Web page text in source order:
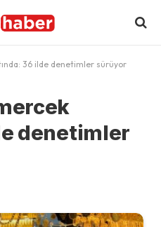
36 ilde denetimler sürüyor
denetimler